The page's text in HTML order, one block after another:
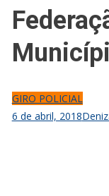
GIRO POLICIAL
6 de abril, 2018